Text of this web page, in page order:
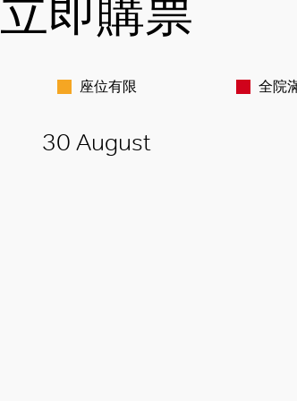
立即購票
座位有限 全院
30 August